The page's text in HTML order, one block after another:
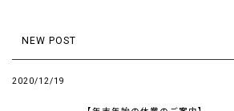
NEW POST
2020/12/19